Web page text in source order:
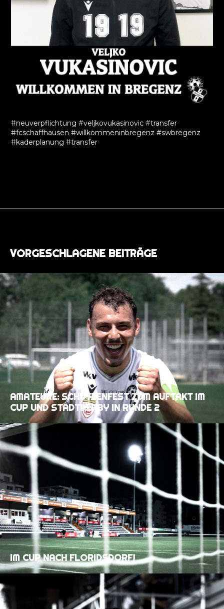
#neuverpflichtung #veljkovukasinovic #transfer
#fcschaffhausen #willkommeninbregenz #swbregenz
#kaderplanung #transfer
VORGESCHLAGENE BEITRÄGE
AMATEURE: SCHÜTZENFEST ZUM AUFTAKT IM
CUP UND STADTDERBY IN RUNDE 2
IM CUP NACH FLORIDSDORF!